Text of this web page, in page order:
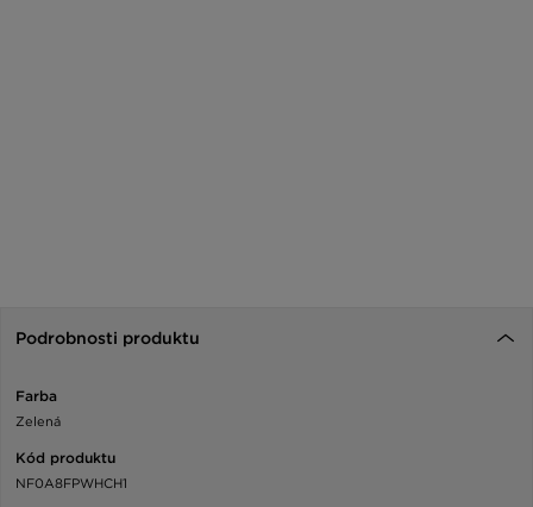
Podrobnosti produktu
Farba
Zelená
Kód produktu
NF0A8FPWHCH1